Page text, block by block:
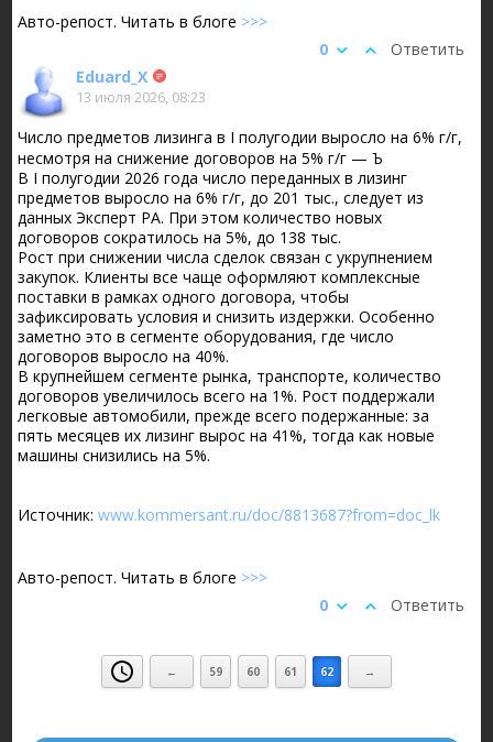
Авто-репост. Читать в блоге >>>
Ответить
0
Eduard_X
13 июля 2026, 08:23
Число предметов лизинга в I полугодии выросло на 6% г/г,
несмотря на снижение договоров на 5% г/г — Ъ
В I полугодии 2026 года число переданных в лизинг
предметов выросло на 6% г/г, до 201 тыс., следует из
данных Эксперт РА. При этом количество новых
договоров сократилось на 5%, до 138 тыс.
Рост при снижении числа сделок связан с укрупнением
закупок. Клиенты все чаще оформляют комплексные
поставки в рамках одного договора, чтобы
зафиксировать условия и снизить издержки. Особенно
заметно это в сегменте оборудования, где число
договоров выросло на 40%.
В крупнейшем сегменте рынка, транспорте, количество
договоров увеличилось всего на 1%. Рост поддержали
легковые автомобили, прежде всего подержанные: за
пять месяцев их лизинг вырос на 41%, тогда как новые
машины снизились на 5%.
Источник:www.kommersant.ru/doc/8813687?from=doc_lk
Авто-репост. Читать в блоге >>>
Ответить
0
← 59 60 61 62 →